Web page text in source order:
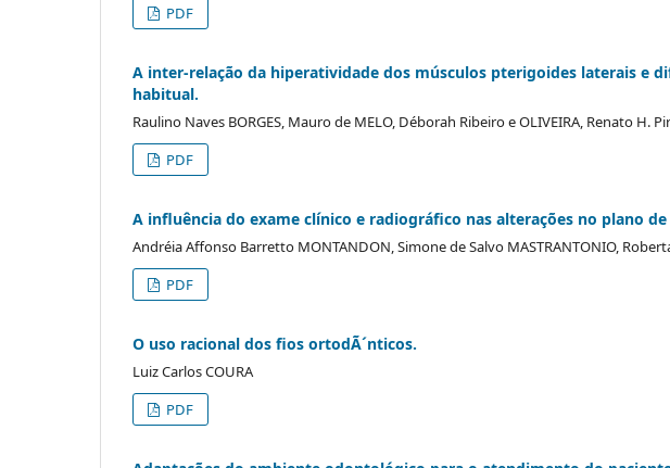
PDF
A inter-relação da hiperatividade dos músculos pterigoides laterais e
habitual.
Raulino Naves BORGES, Mauro de MELO, Déborah Ribeiro e OLIVEIRA, Renato H.
PDF
A influência do exame clínico e radiográfico nas alterações no plano
Andréia Affonso Barretto MONTANDON, Simone de Salvo MASTRANTONIO,
PDF
O uso racional dos fios ortodÃ´nticos.
Luiz Carlos COURA
PDF